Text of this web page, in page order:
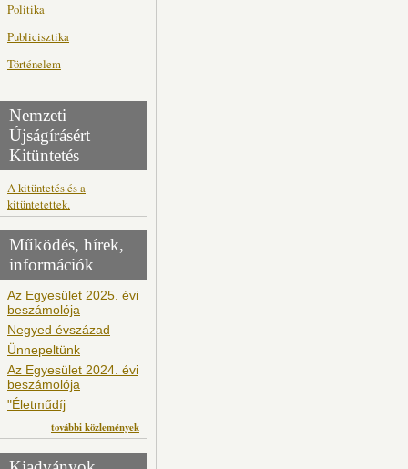
Politika
Publicisztika
Történelem
Nemzeti
Újságírásért
Kitüntetés
A kitüntetés és a
kitüntetettek.
Működés, hírek,
információk
Az Egyesület 2025. évi
beszámolója
Negyed évszázad
Ünnepeltünk
Az Egyesület 2024. évi
beszámolója
"Életműdíj
további közlemények